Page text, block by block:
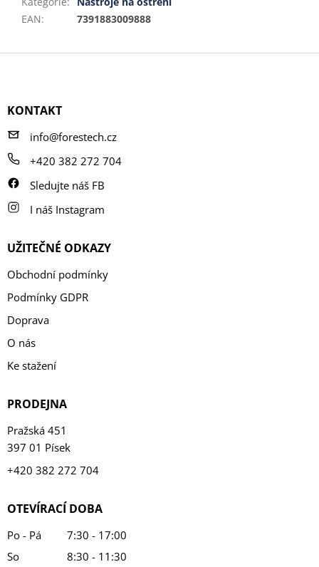
EAN: 7391883009888
Z
KONTAKT
info@forestech.cz
+420 382 272 704
Sledujte náš FB
I náš Instagram
UŽITEČNÉ ODKAZY
Obchodní podmínky
Podmínky GDPR
Doprava
O nás
Ke stažení
PRODEJNA
Pražská 451
397 01 Písek
+420 382 272 704
OTEVÍRACÍ DOBA
Po - Pá
7:30 - 17:00
So
8:30 - 11:30